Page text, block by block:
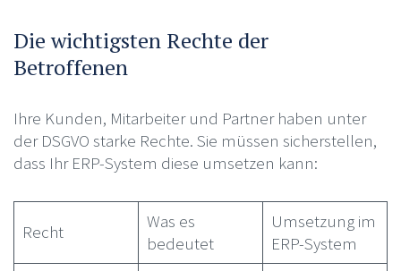
Die wichtigsten Rechte der
Betroffenen
Ihre Kunden, Mitarbeiter und Partner haben unter
der DSGVO starke Rechte. Sie müssen sicherstellen,
dass Ihr ERP-System diese umsetzen kann:
Recht
Was es
bedeutet
Umsetzung im
ERP-System